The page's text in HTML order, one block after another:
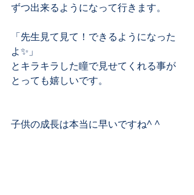
ずつ出来るようになって行きます。﻿
「先生見て見て！できるようになった
よ✨」﻿
とキラキラした瞳で見せてくれる事が﻿
とっても嬉しいです。﻿
子供の成長は本当に早いですね^ ^﻿